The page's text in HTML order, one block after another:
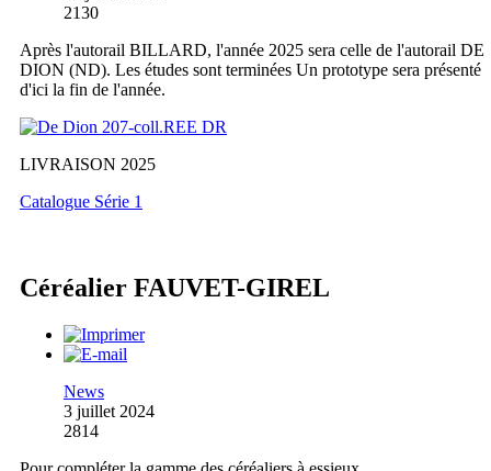
2130
Après l'autorail BILLARD, l'année 2025 sera celle de l'autorail DE
DION (ND). Les études sont terminées Un prototype sera présenté
d'ici la fin de l'année.
LIVRAISON 2025
Catalogue Série 1
Céréalier FAUVET-GIREL
News
3 juillet 2024
2814